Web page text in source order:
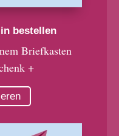
bestellen
Briefkasten
+